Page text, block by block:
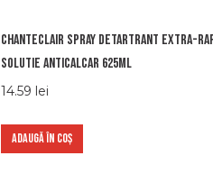
Chanteclair spray detartrant extra-
solutie anticalcar 625ml
14.59 lei
ADAUGĂ ÎN COȘ